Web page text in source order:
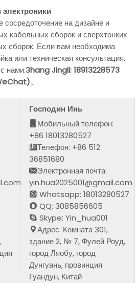
сосредоточение на дизайне и
кабельных сборок и сверхтонких
сборок. Если вам необходима
или техническая консультация,
нами.Зhang Jingli: 18913228573
。
Господин Инь
Мобильный телефон:
+86 18013280527
Телефон: +86 512
36851680
Электронная почта:
yin.hua2025001@gmail.com
Whatsapp: 18013280527
QQ: 3085856605
Skype: Yin_hua001
Адрес: Комната 301,
здание 2, № 7, Фулей Роуд,
город Ляобу, город
Дунгуань, провинция
Гуандун, Китай